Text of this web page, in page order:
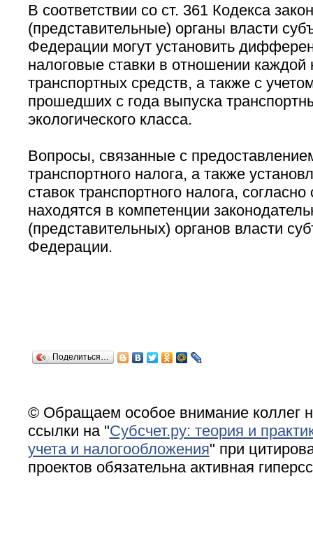
В соответствии со ст. 361 Кодекса
(представительные) органы власти
Федерации могут установить
налоговые ставки в отношении каждой
транспортных средств, а также с
прошедших с года выпуска
экологического класса.
Вопросы, связанные с
транспортного налога, а также
ставок транспортного налога,
находятся в компетенции
(представительных) органов власти
Федерации.
Поделиться…
© Обращаем особое внимание коллег
ссылки на "Субсчет.ру: теория и
учета и налогообложения" при
проектов обязательна активная